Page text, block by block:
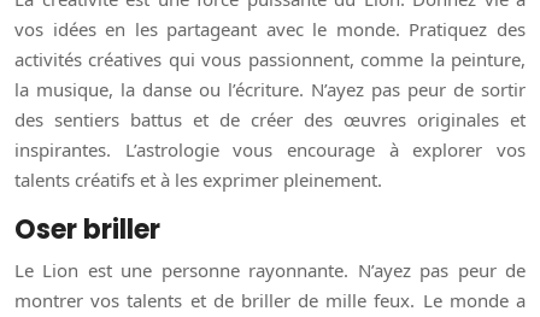
vos idées en les partageant avec le monde. Pratiquez des
activités créatives qui vous passionnent, comme la peinture,
la musique, la danse ou l’écriture. N’ayez pas peur de sortir
des sentiers battus et de créer des œuvres originales et
inspirantes. L’astrologie vous encourage à explorer vos
talents créatifs et à les exprimer pleinement.
Oser briller
Le Lion est une personne rayonnante. N’ayez pas peur de
montrer vos talents et de briller de mille feux. Le monde a